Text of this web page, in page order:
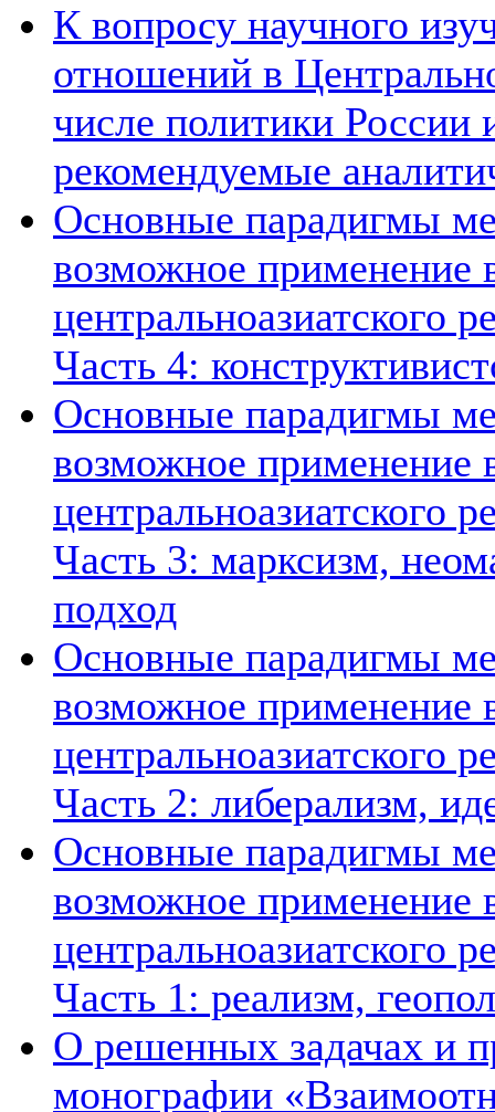
К вопросу научного
отношений в
числе политики России
рекомендуемые
Основные парадигмы
возможное применение
центральноазиатского
Часть 4:
Основные парадигмы
возможное применение
центральноазиатского
Часть 3: марксизм,
подход
Основные парадигмы
возможное применение
центральноазиатского
Часть 2: либерализм,
Основные парадигмы
возможное применение
центральноазиатского
Часть 1: реализм,
О решенных задачах и
монографии